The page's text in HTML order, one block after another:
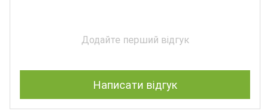
Додайте перший відгук
Написати відгук